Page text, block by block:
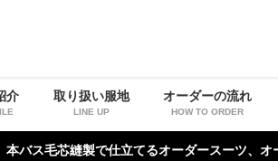
介 取り扱い服地
LINE UP
オーダーの流れ
HOW TO ORDER
本バス毛芯縫製で仕立てるオーダースーツ、オ